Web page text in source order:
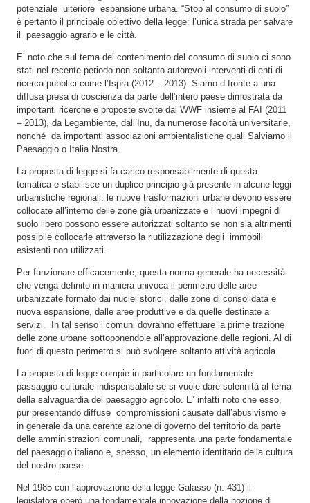
potenziale ulteriore espansione urbana. “Stop al consumo di suolo”
è pertanto il principale obiettivo della legge: l’unica strada per salvare
il paesaggio agrario e le città.
E’ noto che sul tema del contenimento del consumo di suolo ci sono
stati nel recente periodo non soltanto autorevoli interventi di enti di
ricerca pubblici come l’Ispra (2012 – 2013). Siamo d fronte a una
diffusa presa di coscienza da parte dell’intero paese dimostrata da
importanti ricerche e proposte svolte dal WWF insieme al FAI (2011
– 2013), da Legambiente, dall’Inu, da numerose facoltà universitarie,
nonché da importanti associazioni ambientalistiche quali Salviamo il
Paesaggio o Italia Nostra.
La proposta di legge si fa carico responsabilmente di questa
tematica e stabilisce un duplice principio già presente in alcune leggi
urbanistiche regionali: le nuove trasformazioni urbane devono essere
collocate all’interno delle zone già urbanizzate e i nuovi impegni di
suolo libero possono essere autorizzati soltanto se non sia altrimenti
possibile collocarle attraverso la riutilizzazione degli immobili
esistenti non utilizzati.
Per funzionare efficacemente, questa norma generale ha necessità
che venga definito in maniera univoca il perimetro delle aree
urbanizzate formato dai nuclei storici, dalle zone di consolidata e
nuova espansione, dalle aree produttive e da quelle destinate a
servizi. In tal senso i comuni dovranno effettuare la prime trazione
delle zone urbane sottoponendole all’approvazione delle regioni. Al di
fuori di questo perimetro si può svolgere soltanto attività agricola.
La proposta di legge compie in particolare un fondamentale
passaggio culturale indispensabile se si vuole dare solennità al tema
della salvaguardia del paesaggio agricolo. E’ infatti noto che esso,
pur presentando diffuse compromissioni causate dall’abusivismo e
in generale da una carente azione di governo del territorio da parte
delle amministrazioni comunali, rappresenta una parte fondamentale
del paesaggio italiano e, spesso, un elemento identitario della cultura
del nostro paese.
Nel 1985 con l’approvazione della legge Galasso (n. 431) il
legislatore operò una fondamentale innovazione della nozione di